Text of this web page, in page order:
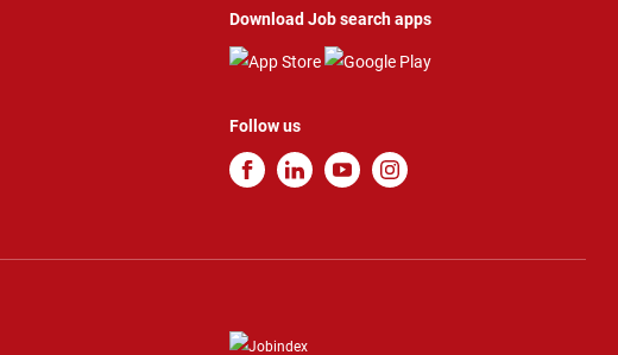
Download Job search apps
Follow us